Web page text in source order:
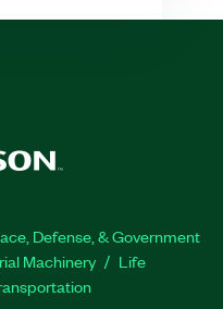
Defense, & Government
Machinery
Life